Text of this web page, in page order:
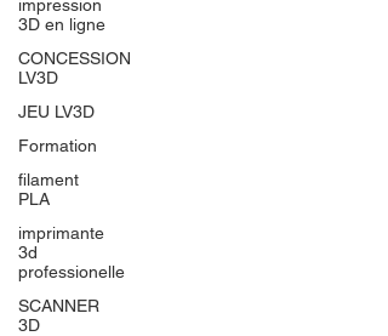
impression
3D en ligne
CONCESSION
LV3D
JEU LV3D
Formation
filament
PLA
imprimante
3d
professionelle
SCANNER
3D